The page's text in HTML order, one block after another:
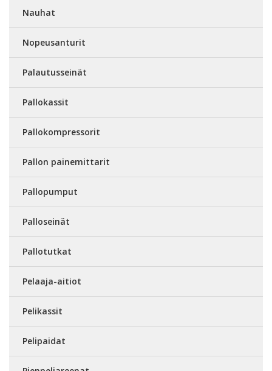
Nauhat
Nopeusanturit
Palautusseinät
Pallokassit
Pallokompressorit
Pallon painemittarit
Pallopumput
Palloseinät
Pallotutkat
Pelaaja-aitiot
Pelikassit
Pelipaidat